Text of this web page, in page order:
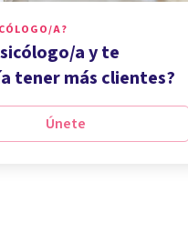
A?
a y te
tener más clientes?
Únete